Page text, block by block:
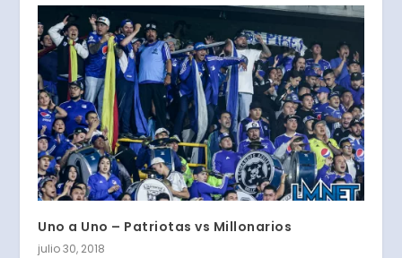
Uno a Uno – Patriotas vs Millonarios
julio 30, 2018